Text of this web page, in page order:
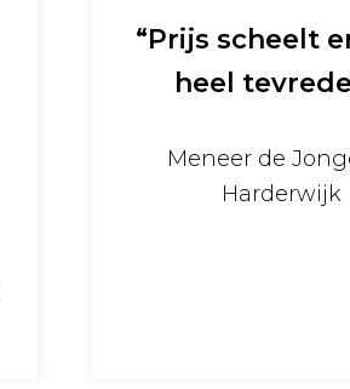
“Prijs scheelt
heel
Meneer de
Harderwijk